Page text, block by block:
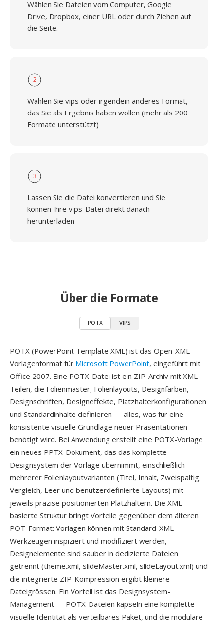
Wählen Sie Dateien vom Computer, Google
Drive, Dropbox, einer URL oder durch Ziehen auf
die Seite.
2
Wählen Sie vips oder irgendein anderes Format,
das Sie als Ergebnis haben wollen (mehr als 200
Formate unterstützt)
3
Lassen Sie die Datei konvertieren und Sie
können Ihre vips-Datei direkt danach
herunterladen
Über die Formate
POTX VIPS
POTX (PowerPoint Template XML) ist das Open-XML-
Vorlagenformat für Microsoft PowerPoint, eingeführt mit
Office 2007. Eine POTX-Datei ist ein ZIP-Archiv mit XML-
Teilen, die Folienmaster, Folienlayouts, Designfarben,
Designschriften, Designeffekte, Platzhalterkonfigurationen
und Standardinhalte definieren — alles, was für eine
konsistente visuelle Grundlage neuer Präsentationen
benötigt wird. Bei Anwendung erstellt eine POTX-Vorlage
ein neues PPTX-Dokument, das das komplette
Designsystem der Vorlage übernimmt, einschließlich
mehrerer Folienlayoutvarianten (Titel, Inhalt, Zweispaltig,
Vergleich, Leer und benutzerdefinierte Layouts) mit
jeweils präzise positionierten Platzhaltern. Die XML-
basierte Struktur bringt Vorteile gegenüber dem älteren
POT-Format: Vorlagen können mit Standard-XML-
Werkzeugen inspiziert und modifiziert werden,
Designelemente sind sauber in dedizierte Dateien
getrennt (theme.xml, slideMaster.xml, slideLayout.xml) und
die integrierte ZIP-Kompression ergibt kleinere
Dateigrössen. Ein Vorteil ist das Designsystem-
Management — POTX-Dateien kapseln eine komplette
visuelle Identität als verteilbares Paket, und die modulare